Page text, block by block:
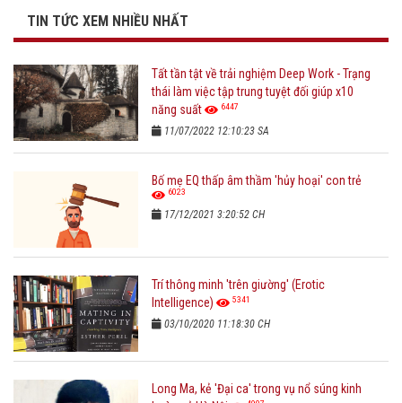
TIN TỨC XEM NHIỀU NHẤT
Tất tần tật về trải nghiệm Deep Work - Trạng
thái làm việc tập trung tuyệt đối giúp x10
năng suất
6447
11/07/2022 12:10:23 SA
Bố mẹ EQ thấp âm thầm 'hủy hoại' con trẻ
6023
17/12/2021 3:20:52 CH
Trí thông minh 'trên giường' (Erotic
Intelligence)
5341
03/10/2020 11:18:30 CH
Long Ma, kẻ 'Đại ca' trong vụ nổ súng kinh